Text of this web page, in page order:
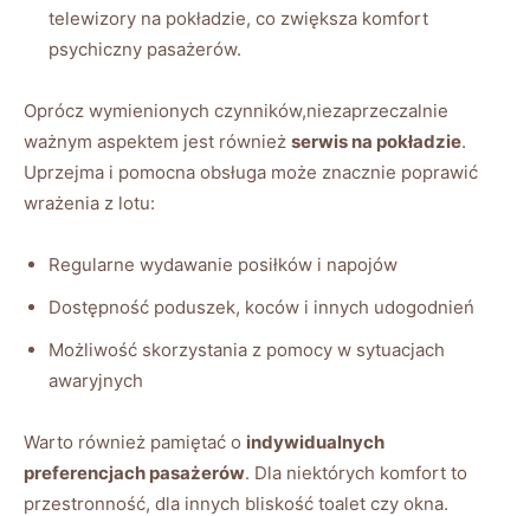
telewizory na pokładzie, co zwiększa komfort
psychiczny pasażerów.
Oprócz wymienionych czynników,niezaprzeczalnie
ważnym aspektem jest również serwis na pokładzie.
Uprzejma i pomocna obsługa może znacznie poprawić
wrażenia z lotu:
Regularne wydawanie posiłków i napojów
Dostępność poduszek, koców i innych udogodnień
Możliwość skorzystania z pomocy w sytuacjach
awaryjnych
Warto również pamiętać o indywidualnych
preferencjach pasażerów. Dla niektórych komfort to
przestronność, dla innych bliskość toalet czy okna.